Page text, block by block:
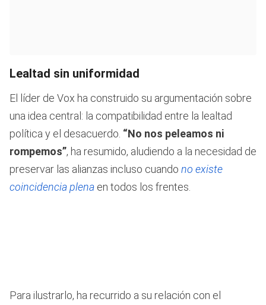
Lealtad sin uniformidad
El líder de Vox ha construido su argumentación sobre
una idea central: la compatibilidad entre la lealtad
política y el desacuerdo. “No nos peleamos ni
rompemos”, ha resumido, aludiendo a la necesidad de
preservar las alianzas incluso cuando no existe
coincidencia plena en todos los frentes.
Para ilustrarlo, ha recurrido a su relación con el